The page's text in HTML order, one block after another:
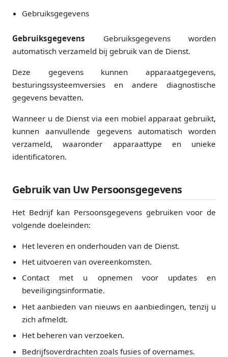
Gebruiksgegevens
Gebruiksgegevens Gebruiksgegevens worden
automatisch verzameld bij gebruik van de Dienst.
Deze gegevens kunnen apparaatgegevens,
besturingssysteemversies en andere diagnostische
gegevens bevatten.
Wanneer u de Dienst via een mobiel apparaat gebruikt,
kunnen aanvullende gegevens automatisch worden
verzameld, waaronder apparaattype en unieke
identificatoren.
Gebruik van Uw Persoonsgegevens
Het Bedrijf kan Persoonsgegevens gebruiken voor de
volgende doeleinden:
Het leveren en onderhouden van de Dienst.
Het uitvoeren van overeenkomsten.
Contact met u opnemen voor updates en
beveiligingsinformatie.
Het aanbieden van nieuws en aanbiedingen, tenzij u
zich afmeldt.
Het beheren van verzoeken.
Bedrijfsoverdrachten zoals fusies of overnames.